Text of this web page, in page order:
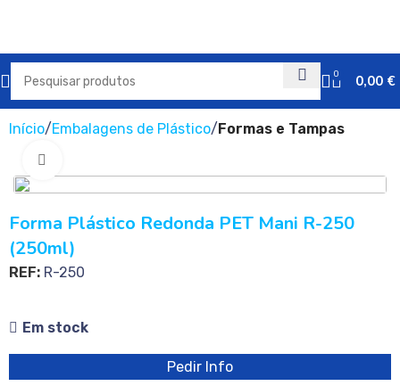
0 0,00 €
Início Embalagens de Plástico Formas e Tampas
Forma Plástico Redonda PET Mani R-250
(250ml)
REF: R-250
Em stock
Pedir Info